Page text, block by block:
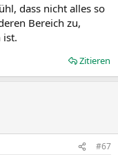
dass nicht alles so
Bereich zu,
ist.
Zitieren
#67